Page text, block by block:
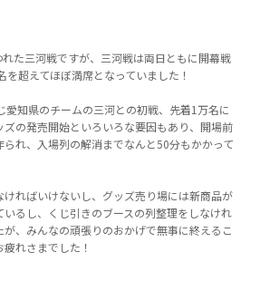
た三河戦ですが、三河戦は両日ともに開幕戦
超えてほぼ満席となっていました！
愛知県のチームの三河との初戦、先着1万名に
の発売開始といろいろな要因もあり、開場前
れ、入場列の解消までなんと50分もかかって
ればいけないし、グッズ売り場には新商品が
るし、くじ引きのブースの列整理をしなけれ
、みんなの頑張りのおかげで無事に終えるこ
れさまでした！